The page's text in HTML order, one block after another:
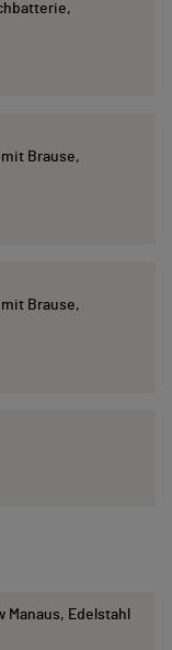
Brause,
Brause,
Manaus, Edelstahl